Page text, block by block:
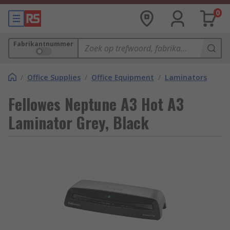
0
Fabrikantnummer
/ Office Supplies / Office Equipment / Laminators
Fellowes Neptune A3 Hot A3
Laminator Grey, Black